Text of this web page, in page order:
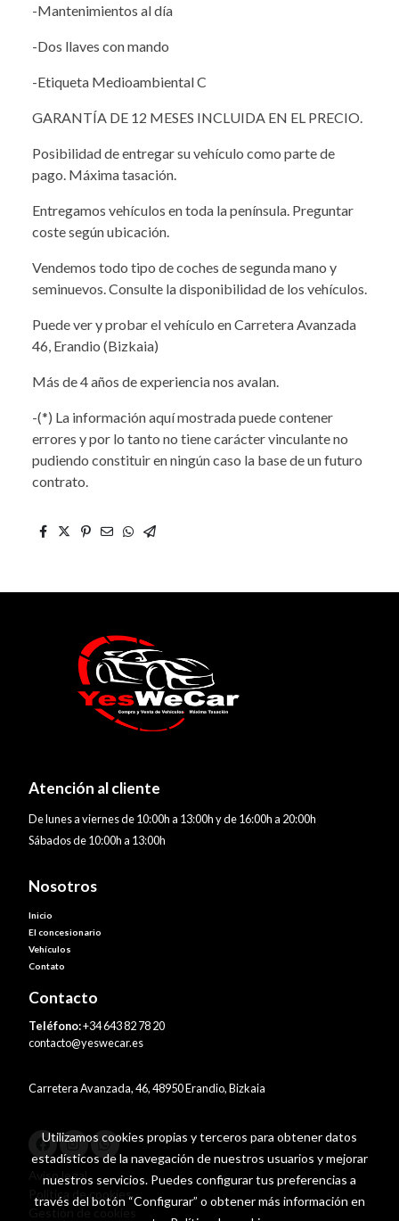
-Mantenimientos al día
-Dos llaves con mando
-Etiqueta Medioambiental C
GARANTÍA DE 12 MESES INCLUIDA EN EL PRECIO.
Posibilidad de entregar su vehículo como parte de
pago. Máxima tasación.
Entregamos vehículos en toda la península. Preguntar
coste según ubicación.
Vendemos todo tipo de coches de segunda mano y
seminuevos. Consulte la disponibilidad de los vehículos.
Puede ver y probar el vehículo en Carretera Avanzada
46, Erandio (Bizkaia)
Más de 4 años de experiencia nos avalan.
-(*) La información aquí mostrada puede contener
errores y por lo tanto no tiene carácter vinculante no
pudiendo constituir en ningún caso la base de un futuro
contrato.
Atención al cliente
De lunes a viernes de 10:00h a 13:00h y de 16:00h a 20:00h
Sábados de 10:00h a 13:00h
Nosotros
Inicio
El concesionario
Vehículos
Contato
Contacto
Teléfono:+34 643 82 78 20
contacto@yeswecar.es
Carretera Avanzada, 46, 48950 Erandio, Bizkaia
Aviso legal
Política de cookies
Utilizamos cookies propias y terceros para obtener datos
estadísticos de la navegación de nuestros usuarios y mejorar
nuestros servicios. Puedes configurar tus preferencias a
través del botón “Configurar” o obtener más información en